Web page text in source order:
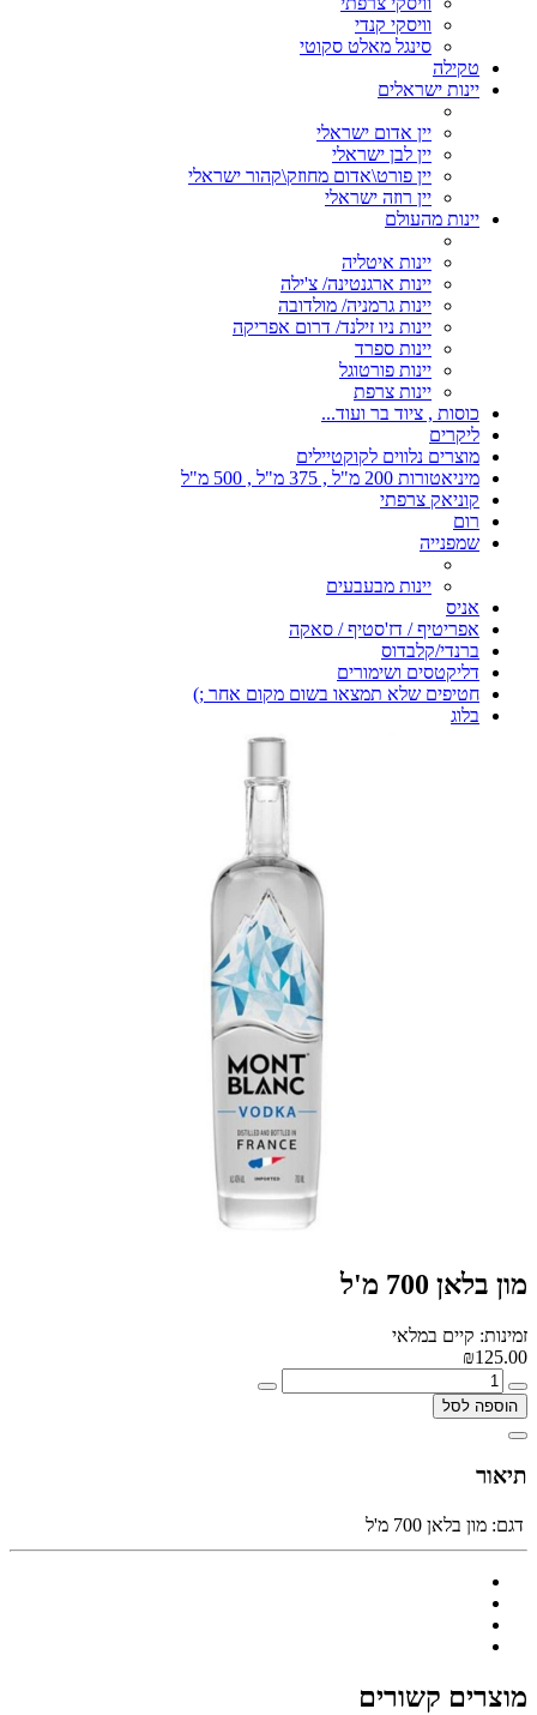
וויסקי קנדי
סינגל מאלט סקוטי
טקילה
יינות ישראלים
יין אדום ישראלי
יין לבן ישראלי
יין פורט\אדום מחוזק\קהור ישראלי
יין רוזה ישראלי
יינות מהעולם
יינות איטליה
יינות ארגנטינה/ צ'ילה
יינות גרמניה/ מולדובה
יינות ניו זילנד/ דרום אפריקה
יינות ספרד
יינות פורטוגל
יינות צרפת
כוסות , ציוד בר ועוד...
ליקרים
מוצרים נלווים לקוקטיילים
מיניאטורות 200 מ"ל , 375 מ"ל , 500 מ"ל
קוניאק צרפתי
רום
שמפנייה
יינות מבעבעים
אניס
אפריטיף / דז'סטיף / סאקה
ברנדי/קלבדוס
דליקטסים ושימורים
חטיפים שלא תמצאו בשום מקום אחר ;)
בלוג
מון בלאן 700 מ'ל
זמינות: קיים במלאי
₪125.00
הוספה לסל
תיאור
דגם: מון בלאן 700 מ'ל
מוצרים קשורים